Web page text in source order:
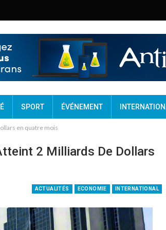
SPORT ÉVÉNEMENT
en quatre mois
2 Milliards De Dollars
ACTUALITÉS ECONOMIE INTERNATIONAL